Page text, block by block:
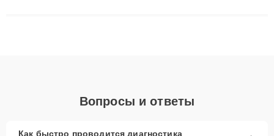
Вопросы и ответы
Как быстро проводится диагностика